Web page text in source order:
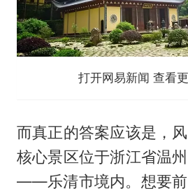
打开网易新闻 查看
而真正的答案应该是，
核心景区位于浙江省温
——乐清市境内。想要前